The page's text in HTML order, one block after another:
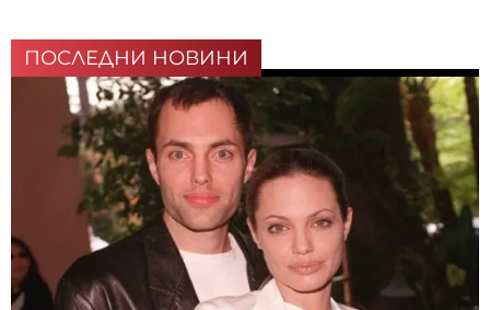
ПОСЛЕДНИ НОВИНИ